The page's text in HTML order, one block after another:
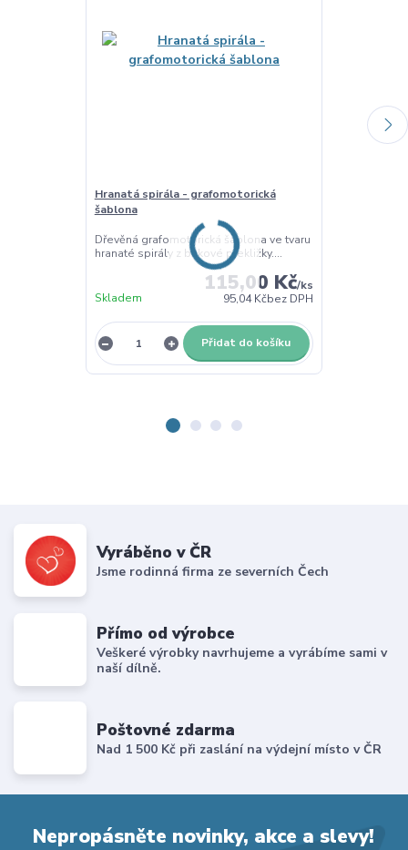
Hranatá spirála - grafomotorická
šablona
Dřevěná grafomotorická šablona ve tvaru
hranaté spirály z bukové překližky....
115,00 Kč/ks
95,04 Kčbez DPH
Skladem
Přidat do košíku
Vyráběno v ČR
Jsme rodinná firma ze severních Čech
Přímo od výrobce
Veškeré výrobky navrhujeme a vyrábíme sami v
naší dílně.
Poštovné zdarma
Nad 1 500 Kč při zaslání na výdejní místo v ČR
Nepropásněte novinky, akce a slevy!